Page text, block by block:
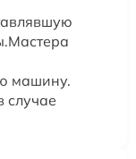
машину.
случае